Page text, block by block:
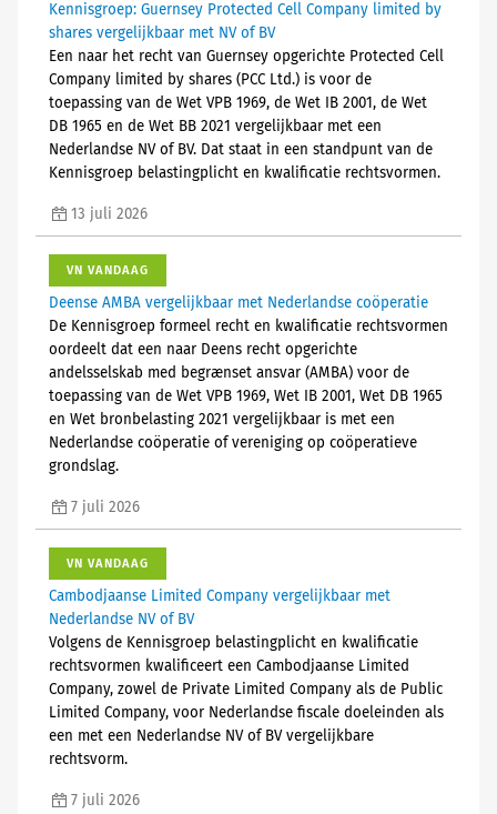
Kennisgroep: Guernsey Protected Cell Company limited by
shares vergelijkbaar met NV of BV
Een naar het recht van Guernsey opgerichte Protected Cell
Company limited by shares (PCC Ltd.) is voor de
toepassing van de Wet VPB 1969, de Wet IB 2001, de Wet
DB 1965 en de Wet BB 2021 vergelijkbaar met een
Nederlandse NV of BV. Dat staat in een standpunt van de
Kennisgroep belastingplicht en kwalificatie rechtsvormen.
13 juli 2026
VN VANDAAG
Deense AMBA vergelijkbaar met Nederlandse coöperatie
De Kennisgroep formeel recht en kwalificatie rechtsvormen
oordeelt dat een naar Deens recht opgerichte
andelsselskab med begrænset ansvar (AMBA) voor de
toepassing van de Wet VPB 1969, Wet IB 2001, Wet DB 1965
en Wet bronbelasting 2021 vergelijkbaar is met een
Nederlandse coöperatie of vereniging op coöperatieve
grondslag.
7 juli 2026
VN VANDAAG
Cambodjaanse Limited Company vergelijkbaar met
Nederlandse NV of BV
Volgens de Kennisgroep belastingplicht en kwalificatie
rechtsvormen kwalificeert een Cambodjaanse Limited
Company, zowel de Private Limited Company als de Public
Limited Company, voor Nederlandse fiscale doeleinden als
een met een Nederlandse NV of BV vergelijkbare
rechtsvorm.
7 juli 2026